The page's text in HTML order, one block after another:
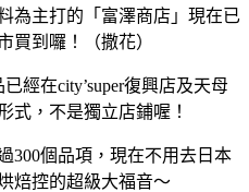
為主打的「富澤商店」現在已
買到囉！（撒花）
經在city’super復興店及天母
式，不是獨立店鋪喔！
300個品項，現在不用去日本
焙控的超級大福音～